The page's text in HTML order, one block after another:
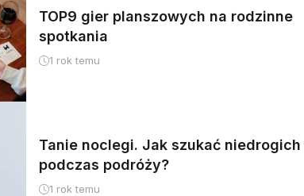
TOP9 gier planszowych na rodzinne
spotkania
1 rok temu
Tanie noclegi. Jak szukać niedrogich
podczas podróży?
1 rok temu